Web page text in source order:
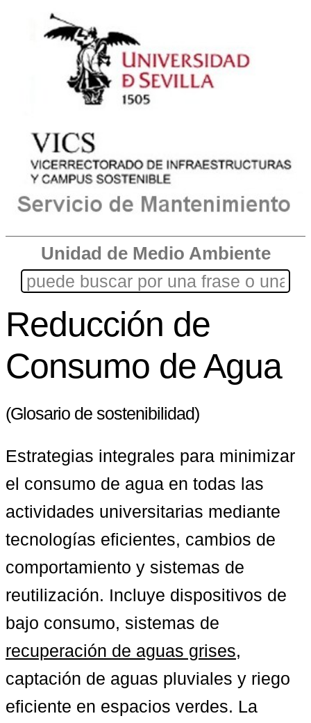
Unidad de Medio Ambiente
Reducción de
Consumo de Agua
(Glosario de sostenibilidad)
Estrategias integrales para minimizar
el consumo de agua en todas las
actividades universitarias mediante
tecnologías eficientes, cambios de
comportamiento y sistemas de
reutilización. Incluye dispositivos de
recuperación de aguas grises,
captación de aguas pluviales y riego
eficiente en espacios verdes. La